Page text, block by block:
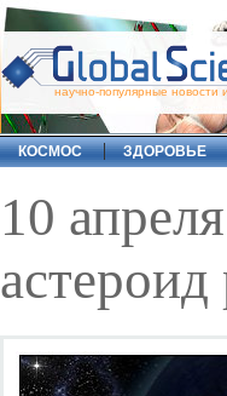
научно-популярные новости
КОСМОС ЗДОРОВЬЕ
10